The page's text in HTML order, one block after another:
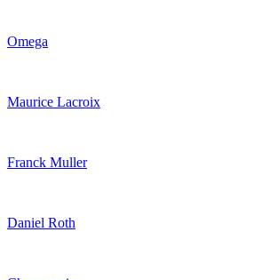
Omega
Maurice Lacroix
Franck Muller
Daniel Roth